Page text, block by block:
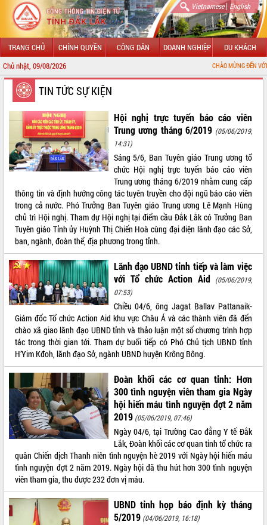
Vietnamese| English
TRANG CHỦ CHÍNH QUYỀN CÔNG DÂN DOANH NGHIỆP DU KHÁCH
Chủ nhật, 09/08/2026 CHÀO MỪNG ĐẾN VỚI CỔNG THÔNG TIN
GIỚI THIỆU
LÃNH ĐẠO UBND TỈNH
TIN TỨC SỰ KIỆN
SỞ, BAN, NGÀNH
THÔNG TIN CHỈ ĐẠO ĐIỀU HÀNH
HỆ THỐNG VĂN BẢN
VĂN BẢN HĐND TỈNH
ĐIỂM TIN VĂN BẢN
QUY HOẠCH - KẾ HOẠCH
TIN TỨC SỰ KIỆN
Hội nghị trực tuyến báo cáo viên
Trung ương tháng 6/2019 (05/06/2019,
14:31)
Sáng 5/6, Ban Tuyên giáo Trung ương tổ
chức Hội nghị trực tuyến báo cáo viên
Trung ương tháng 6/2019 nhằm cung cấp
thông tin và định hướng công tác tuyên truyền cho đội ngũ báo cáo viên
trong cả nước. Phó Trưởng Ban Tuyên giáo Trung ương Lê Mạnh Hùng
chủ trì Hội nghị. Tham dự Hội nghị tại điểm cầu Đắk Lắk có Trưởng Ban
Tuyên giáo Tỉnh ủy Huỳnh Thị Chiến Hoà cùng đại diện lãnh đạo các Sở,
ban, ngành, đoàn thể, địa phương trong tỉnh.
Lãnh đạo UBND tỉnh tiếp và làm việc
với Tổ chức Action Aid
(05/06/2019,
07:53)
Chiều 04/6, ông Jagat Ballav Pattanaik-
Giám đốc Tổ chức Action Aid khu vực Châu Á và các thành viên đã đến
chào xã giao lãnh đạo UBND tỉnh và thảo luận một số chương trình hợp
tác trong thời gian tới. Tham dự buổi tiếp có Phó Chủ tịch UBND tỉnh
H’Yim Kđoh, lãnh đạo Sở, ngành UBND huyện Krông Bông.
Đoàn khối các cơ quan tỉnh: Hơn
300 tình nguyện viên tham gia Ngày
hội hiến máu tình nguyện đợt 2 năm
2019 (05/06/2019, 07:46)
Ngày 04/6, tại Trường Cao đẳng Y tế Đắk
Lắk, Đoàn khối các cơ quan tỉnh tổ chức ra
quân Chiến dịch Thanh niên tình nguyện hè 2019 với Ngày hội hiến máu
tình nguyện đợt 2 năm 2019. Ngày hội đã thu hút hơn 300 tình nguyện
viên tham gia, thu được 232 đơn vị máu.
UBND tỉnh họp báo định kỳ tháng
5/2019 (04/06/2019, 16:18)